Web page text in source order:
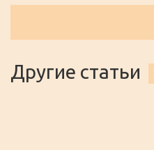
Другие статьи